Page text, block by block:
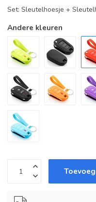
Set: Sleutelhoesje +
Andere kleuren